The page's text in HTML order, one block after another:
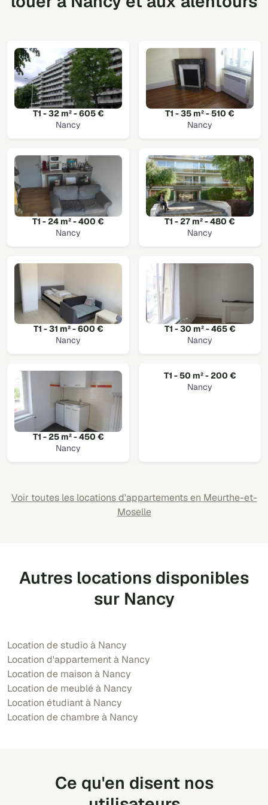
T1 - 32 m² - 605 €
Nancy
T1 - 35 m² - 510 €
Nancy
T1 - 24 m² - 400 €
Nancy
T1 - 27 m² - 480 €
Nancy
T1 - 31 m² - 600 €
Nancy
T1 - 30 m² - 465 €
Nancy
T1 - 25 m² - 450 €
Nancy
T1 - 50 m² - 200 €
Nancy
Voir toutes les locations d'appartements en Meurthe-et-
Moselle
Autres locations disponibles
sur Nancy
Location de studio à Nancy
Location d'appartement à Nancy
Location de maison à Nancy
Location de meublé à Nancy
Location étudiant à Nancy
Location de chambre à Nancy
Ce qu'en disent nos